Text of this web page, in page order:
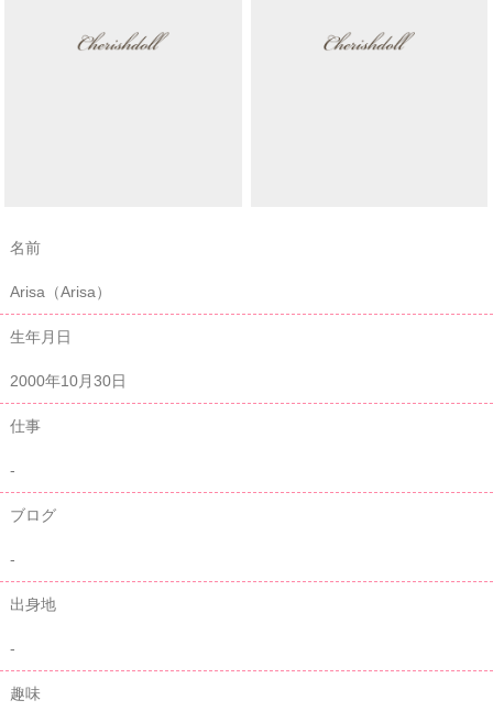
名前
Arisa（Arisa）
生年月日
2000年10月30日
仕事
-
ブログ
-
出身地
-
趣味